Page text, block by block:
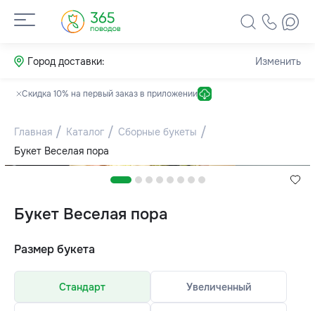
Город доставки: Изменить
Скидка 10% на первый заказ в приложении
Главная Каталог
Сборные букеты
Букет Веселая пора
Букет Веселая пора
Размер букета
Стандарт Увеличенный